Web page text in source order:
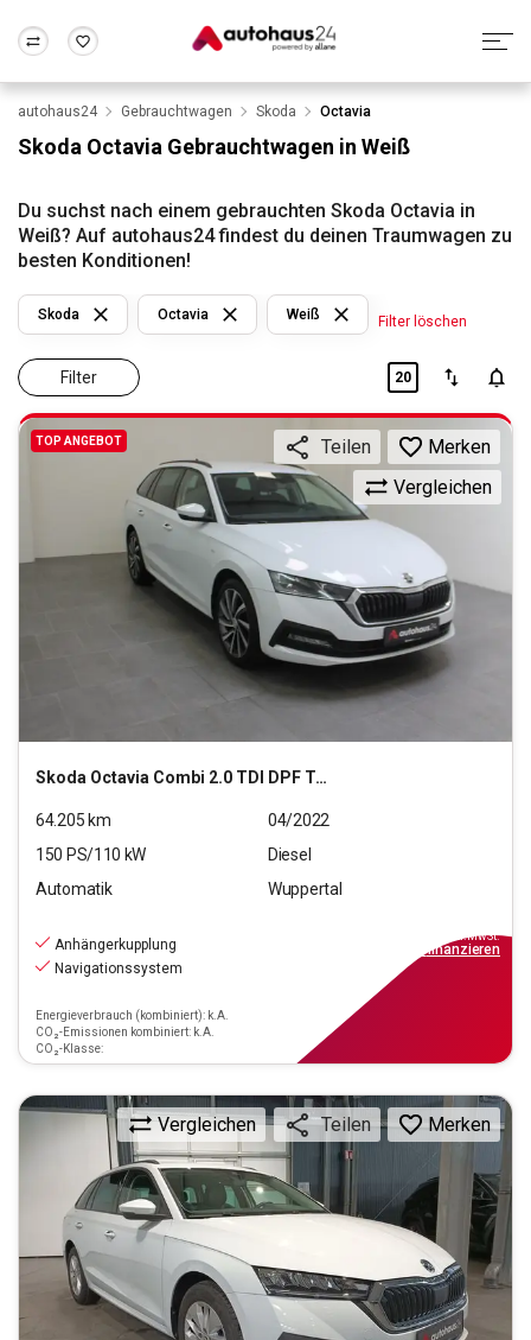
Wir bewerten dein Auto
Alle Fragen & Antworten
Rund um die Inzahlungnahme
Frankfurt Wuppertal
autohaus24 Gebrauchtwagen Skoda Octavia
Skoda Octavia Gebrauchtwagen in Weiß
Du suchst nach einem gebrauchten Skoda Octavia in
Weiß? Auf autohaus24 findest du deinen Traumwagen zu
besten Konditionen!
Filter
Skoda Octavia Weiß Filter löschen
20
TOP ANGEBOT
Skoda Octavia Combi 2.0 TDI DPF Tour OPF( EURO 6d)
Vergleichen
Teilen Merken
64.205 km
04/2022
150 PS/110 kW
Diesel
Automatik
Wuppertal
Anhängerkupplung
Navigationssystem
Energieverbrauch (kombiniert): k.A.
CO₂-Emissionen kombiniert: k.A.
CO₂-Klasse:
inkl.MwSt.
finanzieren
Vergleichen Teilen Merken